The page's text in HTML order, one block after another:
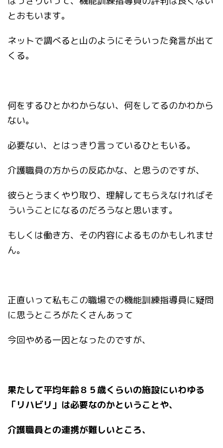
とおもいます。
ネットで調べると山のようにそういった発言が出て
くる。
何をするひとかわからない、何をしてるのかわから
ない。
必要ない、とはっきり言っているひともいる。
介護職員の方からの反応かな、と思うのですが、
彼らとうまくやり取り、理解してもらえなければそ
ういうことになるのだろうなと思います。
もしくは働き方、その内容によるものかもしれませ
ん。
正直いって私もこの職場での機能訓練指導員に疑問
に思うところがたくさんあって
今回やめる一因となったのですが、
果たして平均年齢８５歳くらいの施設にいわゆる
「リハビリ」は必要なのかということや、
介護職員との連携が難しいところ、